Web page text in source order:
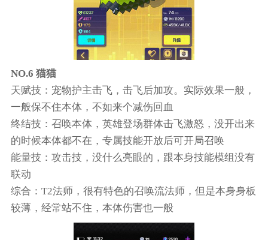
NO.6 猫猫
天赋技：宠物护主击飞，击飞后加攻。实际效果一般，
一般保不住本体，不如来个减伤回血
终结技：召唤本体，英雄登场群体击飞激怒，没开出来
的时候本体都不在，专属技能开放后可开局召唤
能量技：攻击技，没什么亮眼的，跟本身技能模组没有
联动
综合：T2法师，很有特色的召唤流法师，但是本身身板
较薄，经常站不住，本体伤害也一般